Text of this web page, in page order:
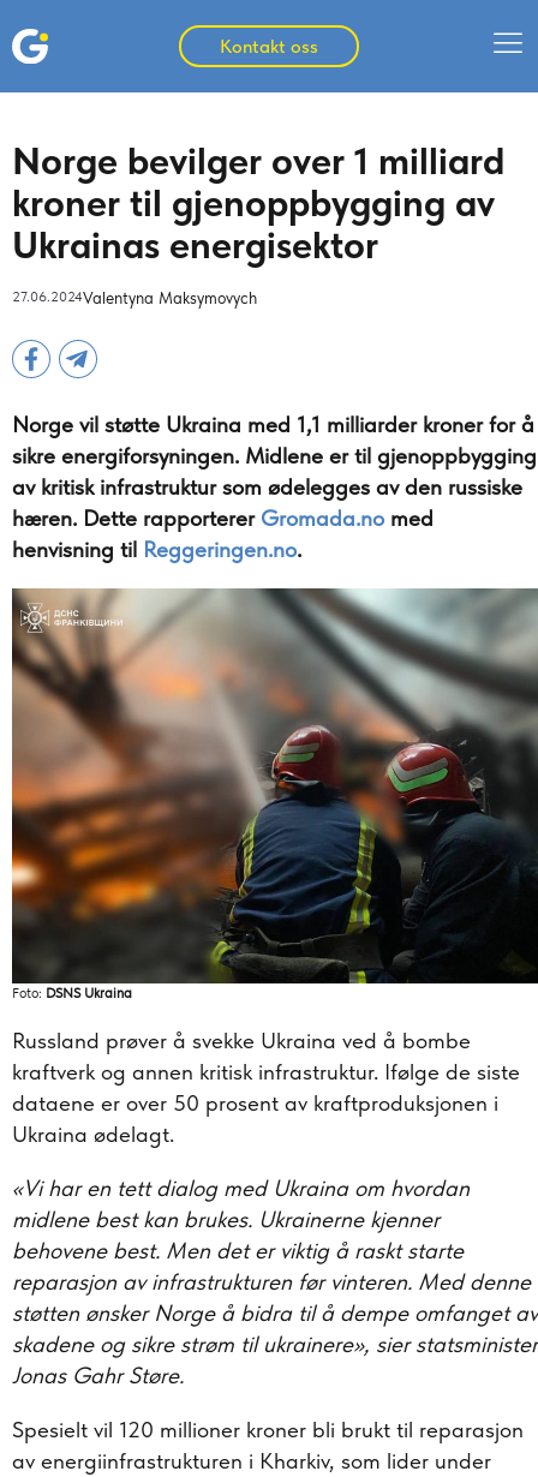
Kontakt oss
Norge bevilger over 1 milliard
kroner til gjenoppbygging av
Ukrainas energisektor
27.06.2024Valentyna Maksymovych
Norge vil støtte Ukraina med 1,1 milliarder kroner for å
sikre energiforsyningen. Midlene er til gjenoppbygging
av kritisk infrastruktur som ødelegges av den russiske
hæren. Dette rapporterer Gromada.no med
henvisning til Reggeringen.no.
Foto: DSNS Ukraina
Russland prøver å svekke Ukraina ved å bombe
kraftverk og annen kritisk infrastruktur. Ifølge de siste
dataene er over 50 prosent av kraftproduksjonen i
Ukraina ødelagt.
«Vi har en tett dialog med Ukraina om hvordan
midlene best kan brukes. Ukrainerne kjenner
behovene best. Men det er viktig å raskt starte
reparasjon av infrastrukturen før vinteren. Med denne
støtten ønsker Norge å bidra til å dempe omfanget av
skadene og sikre strøm til ukrainere», sier statsminister
Jonas Gahr Støre.
Spesielt vil 120 millioner kroner bli brukt til reparasjon
av energiinfrastrukturen i Kharkiv, som lider under